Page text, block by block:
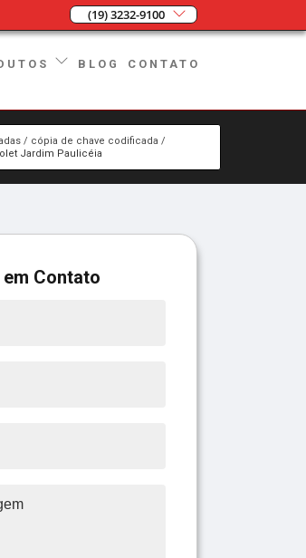
(19) 3232-9100
BLOG CONTATO
cópia de chave codificada
Jardim Paulicéia
em Contato